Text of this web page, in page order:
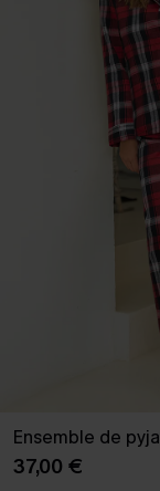
Ensemble de
37,00 €